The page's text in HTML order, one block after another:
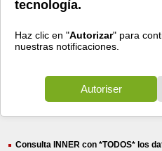
12268 resultados
Consulta INNER con *TODOS* los